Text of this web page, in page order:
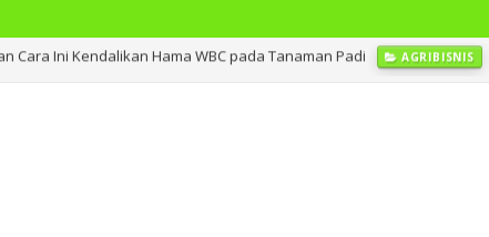
Cara Ini Kendalikan Hama WBC pada Tanaman Padi
Hutan di Sejumlah Tanah Air Termasuk di Sumut PERISTIWA